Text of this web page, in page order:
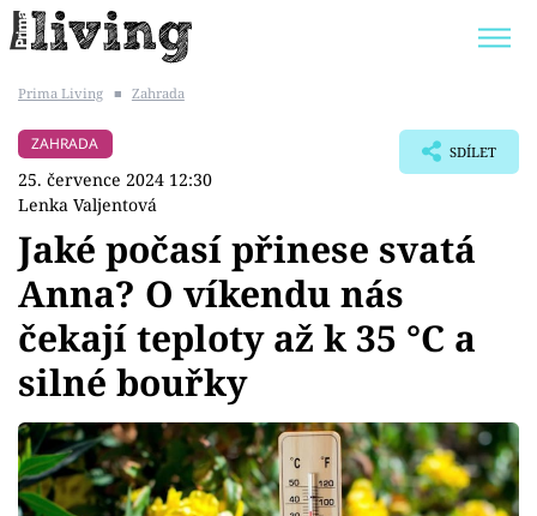
BYDLENÍ SLAVNÝCH
Témata
Bydlení
Zahrada
Design
Prima Living ■ Zahrada
ZAHRADA
25. července 2024 12:30
Lenka Valjentová
SDÍLET
Jaké počasí přinese svatá
Anna? O víkendu nás
čekají teploty až k 35 °C a
silné bouřky